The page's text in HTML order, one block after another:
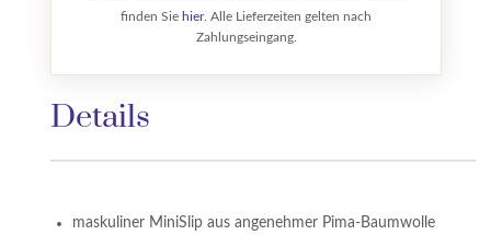
finden Sie hier. Alle Lieferzeiten gelten nach
Zahlungseingang.
Details
maskuliner MiniSlip aus angenehmer Pima-Baumwolle